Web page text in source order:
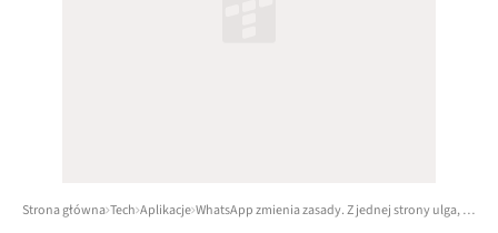
Strona główna Tech Aplikacje WhatsApp zmienia zasady. Z jednej strony ulga, z drugiej niepokój